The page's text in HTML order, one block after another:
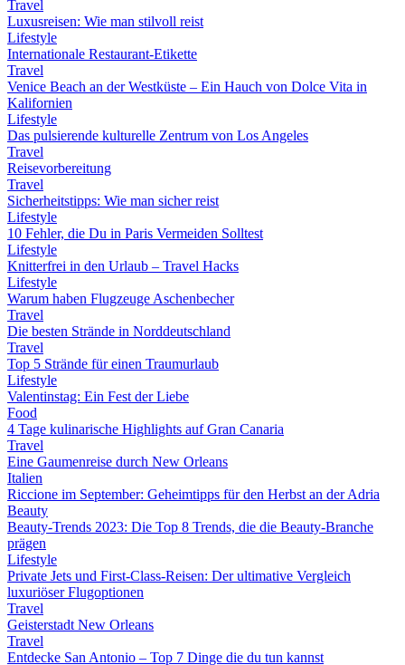
Travel
Luxusreisen: Wie man stilvoll reist
Lifestyle
Internationale Restaurant-Etikette
Travel
Venice Beach an der Westküste – Ein Hauch von Dolce Vita in
Kalifornien
Lifestyle
Das pulsierende kulturelle Zentrum von Los Angeles
Travel
Reisevorbereitung
Travel
Sicherheitstipps: Wie man sicher reist
Lifestyle
10 Fehler, die Du in Paris Vermeiden Solltest
Lifestyle
Knitterfrei in den Urlaub – Travel Hacks
Lifestyle
Warum haben Flugzeuge Aschenbecher
Travel
Die besten Strände in Norddeutschland
Travel
Top 5 Strände für einen Traumurlaub
Lifestyle
Valentinstag: Ein Fest der Liebe
Food
4 Tage kulinarische Highlights auf Gran Canaria
Travel
Eine Gaumenreise durch New Orleans
Italien
Riccione im September: Geheimtipps für den Herbst an der Adria
Beauty
Beauty-Trends 2023: Die Top 8 Trends, die die Beauty-Branche
prägen
Lifestyle
Private Jets und First-Class-Reisen: Der ultimative Vergleich
luxuriöser Flugoptionen
Travel
Geisterstadt New Orleans
Travel
Entdecke San Antonio – Top 7 Dinge die du tun kannst